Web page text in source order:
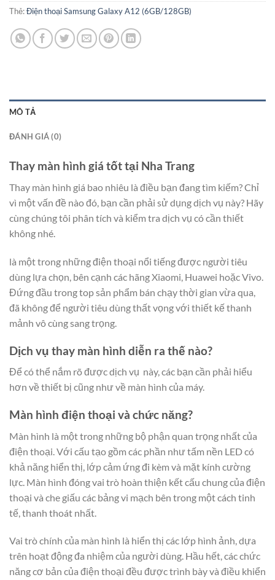
Thẻ:Điện thoại Samsung Galaxy A12 (6GB/128GB)
MÔ TẢ
ĐÁNH GIÁ (0)
Thay màn hình giá tốt tại Nha Trang
Thay màn hình giá bao nhiêu là điều bạn đang tìm kiếm? Chỉ
vì một vấn đề nào đó, bạn cần phải sử dụng dịch vụ này? Hãy
cùng chúng tôi phân tích và kiểm tra dịch vụ có cần thiết
không nhé.
là một trong những điện thoại nổi tiếng được người tiêu
dùng lựa chọn, bên cạnh các hãng Xiaomi, Huawei hoặc Vivo.
Đứng đầu trong top sản phẩm bán chạy thời gian vừa qua,
đã không để người tiêu dùng thất vọng với thiết kế thanh
mảnh vô cùng sang trọng.
Dịch vụ thay màn hình diễn ra thế nào?
Để có thể nắm rõ được dịch vụ này, các bạn cần phải hiểu
hơn về thiết bị cũng như về màn hình của máy.
Màn hình điện thoại và chức năng?
Màn hình là một trong những bộ phận quan trọng nhất của
điện thoại. Với cấu tạo gồm các phần như tấm nền LED có
khả năng hiển thị, lớp cảm ứng đi kèm và mặt kính cường
lực. Màn hình đóng vai trò hoàn thiện kết cấu chung của điện
thoại và che giấu các bảng vi mạch bên trong một cách tinh
tế, thanh thoát nhất.
Vai trò chính của màn hình là hiển thị các lớp hình ảnh, dựa
trên hoạt động đa nhiệm của người dùng. Hầu hết, các chức
năng cơ bản của điện thoại đều được trình bày và điều khiển